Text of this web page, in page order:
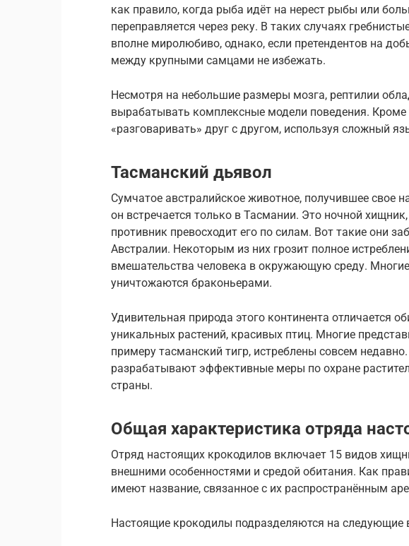
как правило, когда рыба идёт на нерест рыбы или
переправляется через реку. В таких случаях
вполне миролюбиво, однако, если претендентов на
между крупными самцами не избежать.
Несмотря на небольшие размеры мозга, рептилии
вырабатывать комплексные модели поведения.
«разговаривать» друг с другом, используя сложный
Тасманский дьявол
Сумчатое австралийское животное, получившее свое
он встречается только в Тасмании. Это ночной
противник превосходит его по силам. Вот такие они
Австралии. Некоторым из них грозит полное
вмешательства человека в окружающую среду.
уничтожаются браконьерами.
Удивительная природа этого континента отличается
уникальных растений, красивых птиц. Многие
примеру тасманский тигр, истреблены совсем
разрабатывают эффективные меры по охране
страны.
Общая характеристика отряда
Отряд настоящих крокодилов включает 15 видов
внешними особенностями и средой обитания. Как
имеют название, связанное с их распространённым
Настоящие крокодилы подразделяются на следующие